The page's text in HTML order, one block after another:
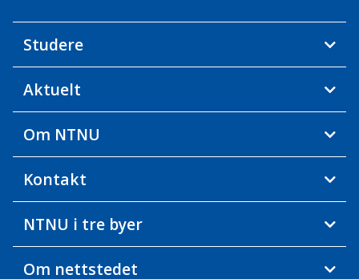
Studere
Aktuelt
Om NTNU
Kontakt
NTNU i tre byer
Om nettstedet